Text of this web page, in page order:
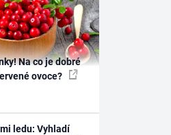
Na co je dobré
ovoce?
ledu: Vyhladí